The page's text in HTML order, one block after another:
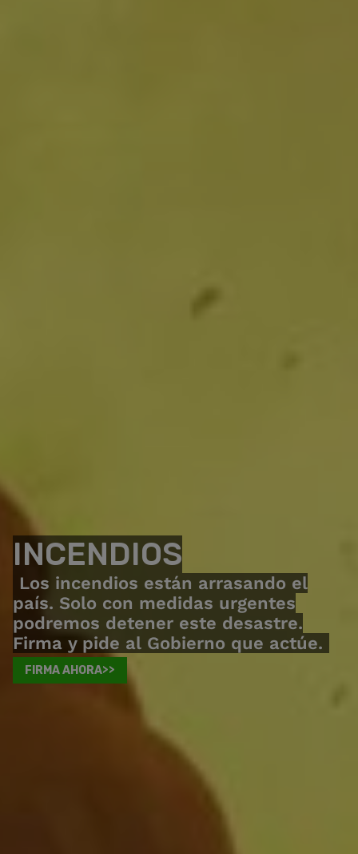
INCENDIOS
Los incendios están arrasando el
país. Solo con medidas urgentes
podremos detener este desastre.
Firma y pide al Gobierno que actúe.
FIRMA AHORA>>